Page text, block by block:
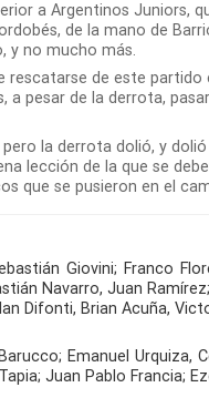
a Argentinos Juniors,
de la mano de
y no mucho más.
de este
a pesar de la derrota,
la derrota dolió, y
lección de la que se
que se pusieron en el
Giovini; Franco
Navarro, Juan
Difonti, Brian Acuña,
Emanuel Urquiza,
Juan Pablo Francia;